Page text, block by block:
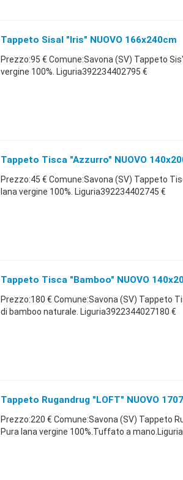
Tappeto Sisal "Iris" NUOVO 166x240cm
Prezzo:95 € Comune:Savona (SV) Tappeto
vergine 100%. Liguria392234402795 €
Tappeto Tisca "Azzurro" NUOVO
Prezzo:45 € Comune:Savona (SV) Tappeto
lana vergine 100%. Liguria392234402745 €
Tappeto Tisca "Bamboo" NUOVO
Prezzo:180 € Comune:Savona (SV) Tappeto
di bamboo naturale. Liguria3922344027180 €
Tappeto Rugandrug "LOFT" NUOVO
Prezzo:220 € Comune:Savona (SV) Tappeto
Pura lana vergine 100%.Tuffato a